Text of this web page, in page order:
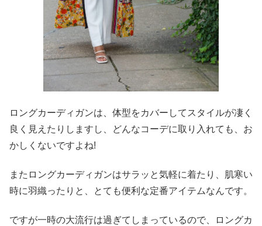
ロングカーディガンは、体型をカバーしてスタイルが凄く
良く見えたりしますし、どんなコーデに取り入れても、お
かしくないですよね!
またロングカーディガンはサラッと気軽に着たり、肌寒い
時に羽織ったりと、とても便利な定番アイテムなんです。
ですが一時の大流行は過ぎてしまっているので、ロングカ